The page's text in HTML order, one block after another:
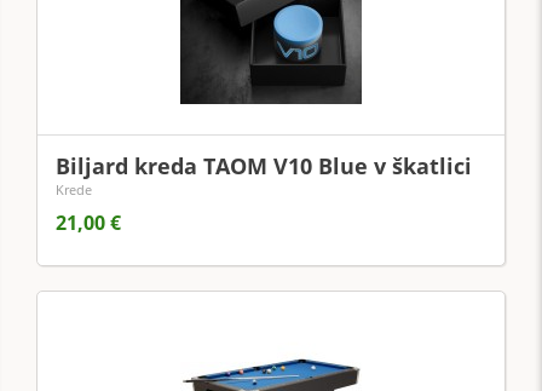
Biljard kreda TAOM V10 Blue v škatlici
Krede
21,00 €